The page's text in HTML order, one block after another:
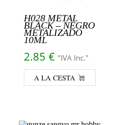
H028 METAL
BLACK – NEGRO
METALIZADO
10ML
2.85 € "IVA Inc."
A LA CESTA